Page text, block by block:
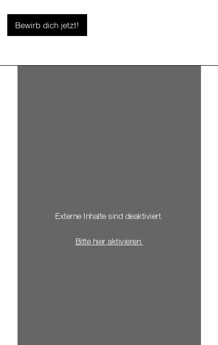
Bewirb dich jetzt!
Externe Inhalte sind deaktiviert.
Bitte hier aktivieren.